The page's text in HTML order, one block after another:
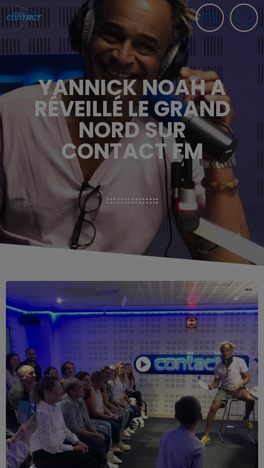
YANNICK NOAH A
RÉVEILLÉ LE GRAND
NORD SUR
CONTACT FM